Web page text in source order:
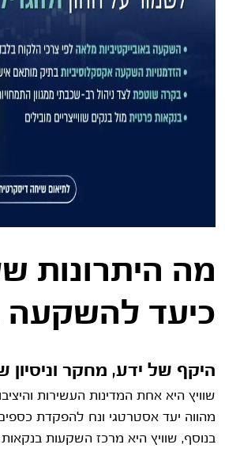
מה היתרונות
כיעד להשקעה
היקף של ידע, מחקר וניסיון
שוויץ היא אחת המדינות העשירות
מהווה יעד אסטרטגי ונח להפקדת
בנוסף, שוויץ היא מרכז השקעות